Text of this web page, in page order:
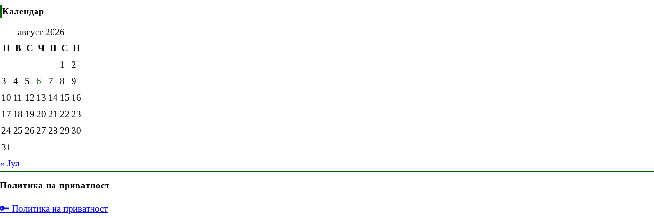
Календар
август 2026
П В С Ч П С Н
1
2
3
4 5 6 7 8
9
10 11 12 13 14 15 16
17 18 19 20 21 22 23
24 25 26 27 28 29 30
31
« Јул
Политика на приватност
🔑 Политика на приватност